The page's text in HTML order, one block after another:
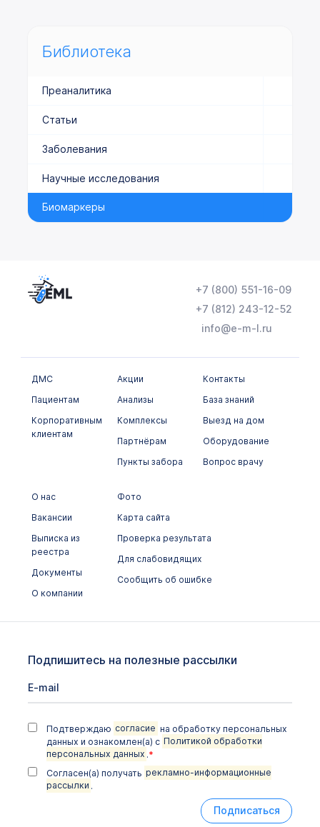
Библиотека
Преаналитика
Статьи
Заболевания
Научные исследования
Биомаркеры
+7 (800) 551-16-09
+7 (812) 243-12-52
info@e-m-l.ru
ДМС
Пациентам
Корпоративным
клиентам
Акции
Анализы
Комплексы
Партнёрам
Пункты забора
Контакты
База знаний
Выезд на дом
Оборудование
Вопрос врачу
О нас
Вакансии
Выписка из
реестра
Документы
О компании
Фото
Карта сайта
Проверка результата
Для слабовидящих
Сообщить об ошибке
Подпишитесь на полезные рассылки
Подтверждаю согласие на обработку персональных
данных и ознакомлен(а) с Политикой обработки
персональных данных .*
Согласен(а) получать рекламно-информационные
рассылки .
Подписаться